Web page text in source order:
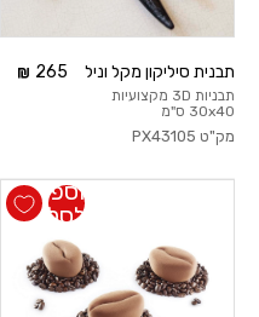
תבנית סיליקון מקל וניל
תבניות 3D מקצועיות
30x40 ס"מ
מק"ט PX43105
265
הוספה
לסל